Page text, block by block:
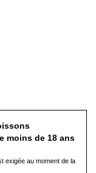
moins de 18 ans
exigée au moment de la